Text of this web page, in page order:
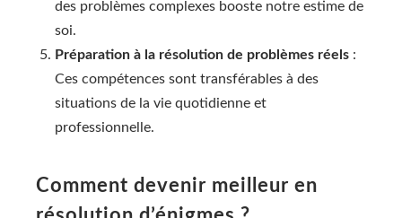
des problèmes complexes booste notre estime de
soi.
Préparation à la résolution de problèmes réels :
Ces compétences sont transférables à des
situations de la vie quotidienne et
professionnelle.
Comment devenir meilleur en